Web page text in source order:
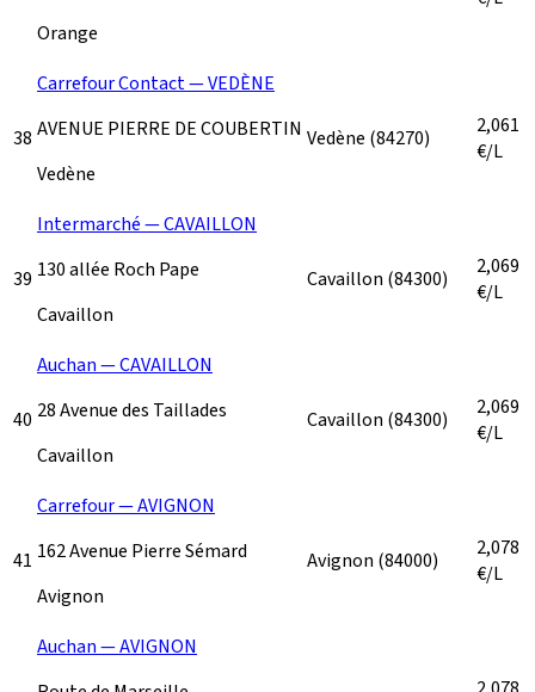
Orange
38
Carrefour Contact — VEDÈNE
AVENUE PIERRE DE COUBERTIN
Vedène
Vedène (84270)
2,061
€/L
39
Intermarché — CAVAILLON
130 allée Roch Pape
Cavaillon
Cavaillon (84300)
2,069
€/L
40
Auchan — CAVAILLON
28 Avenue des Taillades
Cavaillon
Cavaillon (84300)
2,069
€/L
41
Carrefour — AVIGNON
162 Avenue Pierre Sémard
Avignon
Avignon (84000)
2,078
€/L
Auchan — AVIGNON